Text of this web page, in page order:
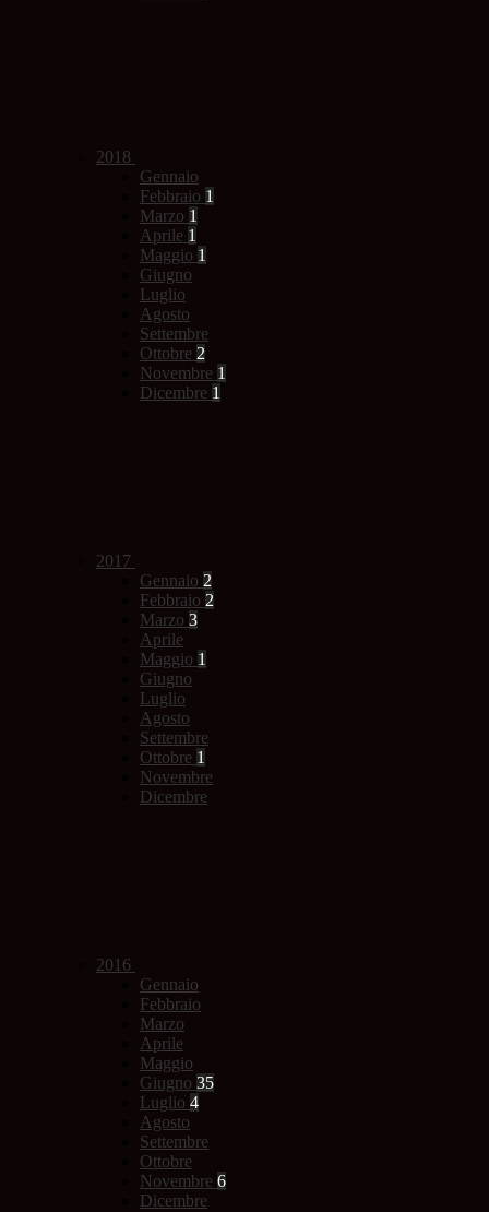
2018
Gennaio
Febbraio 1
Marzo 1
Aprile 1
Maggio 1
Giugno
Luglio
Agosto
Settembre
Ottobre 2
Novembre 1
Dicembre 1
2017
Gennaio 2
Febbraio 2
Marzo 3
Aprile
Maggio 1
Giugno
Luglio
Agosto
Settembre
Ottobre 1
Novembre
Dicembre
2016
Gennaio
Febbraio
Marzo
Aprile
Maggio
Giugno 35
Luglio 4
Agosto
Settembre
Ottobre
Novembre 6
Dicembre